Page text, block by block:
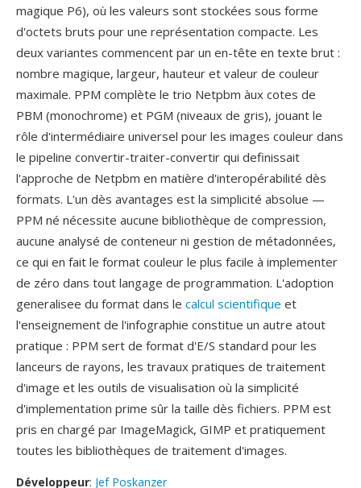
magique P6), où les valeurs sont stockées sous forme
d'octets bruts pour une représentation compacte. Les
deux variantes commencent par un en-tête en texte brut :
nombre magique, largeur, hauteur et valeur de couleur
maximale. PPM complète le trio Netpbm àux cotes de
PBM (monochrome) et PGM (niveaux de gris), jouant le
rôle d'intermédiaire universel pour les images couleur dans
le pipeline convertir-traiter-convertir qui definissait
l'approche de Netpbm en matière d'interopérabilité dès
formats. L'un dès avantages est la simplicité absolue —
PPM né nécessite aucune bibliothèque de compression,
aucune analysé de conteneur ni gestion de métadonnées,
ce qui en fait le format couleur le plus facile à implementer
de zéro dans tout langage de programmation. L'adoption
generalisee du format dans le calcul scientifique et
l'enseignement de l'infographie constitue un autre atout
pratique : PPM sert de format d'E/S standard pour les
lanceurs de rayons, les travaux pratiques de traitement
d'image et les outils de visualisation où la simplicité
d'implementation prime sûr la taille dès fichiers. PPM est
pris en chargé par ImageMagick, GIMP et pratiquement
toutes les bibliothèques de traitement d'images.
Développeur: Jef Poskanzer